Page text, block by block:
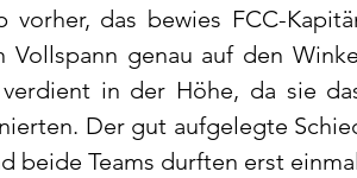
vorher, das bewies FCC-
Vollspann genau auf den
in der Höhe, da sie
Der gut aufgelegte
beide Teams durften erst